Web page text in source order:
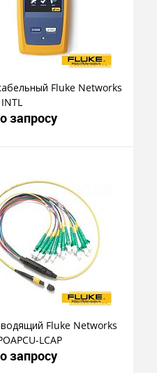
Fluke Networks
запросу
Купить в 1 клик
Fluke Networks
LCAP
запросу